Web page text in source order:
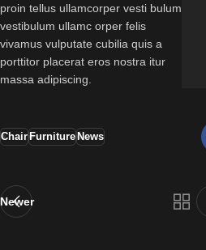
proin tellus ullamcorper vesti bulum
vestibulum ullamc orper felis
vivamus vulputate cubilia quis a
porttitor placerat eros nostra itur
massa adipiscing.
ChairFurnitureNews
Newer